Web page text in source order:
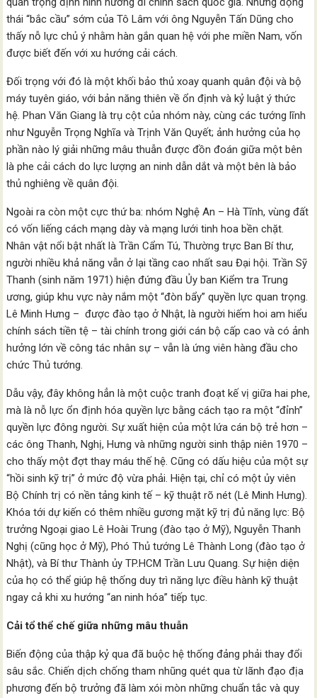
thái “bắc cầu” sớm của Tô Lâm với ông Nguyễn Tấn Dũng cho
thấy nỗ lực chủ ý nhằm hàn gắn quan hệ với phe miền Nam, vốn
được biết đến với xu hướng cải cách.
Đối trọng với đó là một khối bảo thủ xoay quanh quân đội và bộ
máy tuyên giáo, với bản năng thiên về ổn định và kỷ luật ý thức
hệ. Phan Văn Giang là trụ cột của nhóm này, cùng các tướng lĩnh
như Nguyễn Trọng Nghĩa và Trịnh Văn Quyết; ảnh hưởng của họ
phần nào lý giải những mâu thuẫn được đồn đoán giữa một bên
là phe cải cách do lực lượng an ninh dẫn dắt và một bên là bảo
thủ nghiêng về quân đội.
Ngoài ra còn một cực thứ ba: nhóm Nghệ An – Hà Tĩnh, vùng đất
có vốn liếng cách mạng dày và mạng lưới tinh hoa bền chặt.
Nhân vật nổi bật nhất là Trần Cẩm Tú, Thường trực Ban Bí thư,
người nhiều khả năng vẫn ở lại tầng cao nhất sau Đại hội. Trần Sỹ
Thanh (sinh năm 1971) hiện đứng đầu Ủy ban Kiểm tra Trung
ương, giúp khu vực này nắm một “đòn bẩy” quyền lực quan trọng.
Lê Minh Hưng – được đào tạo ở Nhật, là người hiếm hoi am hiểu
chính sách tiền tệ – tài chính trong giới cán bộ cấp cao và có ảnh
hưởng lớn về công tác nhân sự – vẫn là ứng viên hàng đầu cho
chức Thủ tướng.
Dẫu vậy, đây không hẳn là một cuộc tranh đoạt kế vị giữa hai phe,
mà là nỗ lực ổn định hóa quyền lực bằng cách tạo ra một “đỉnh”
quyền lực đông người. Sự xuất hiện của một lứa cán bộ trẻ hơn –
các ông Thanh, Nghị, Hưng và những người sinh thập niên 1970 –
cho thấy một đợt thay máu thế hệ. Cũng có dấu hiệu của một sự
“hồi sinh kỹ trị” ở mức độ vừa phải. Hiện tại, chỉ có một ủy viên
Bộ Chính trị có nền tảng kinh tế – kỹ thuật rõ nét (Lê Minh Hưng).
Khóa tới dự kiến có thêm nhiều gương mặt kỹ trị đủ năng lực: Bộ
trưởng Ngoại giao Lê Hoài Trung (đào tạo ở Mỹ), Nguyễn Thanh
Nghị (cũng học ở Mỹ), Phó Thủ tướng Lê Thành Long (đào tạo ở
Nhật), và Bí thư Thành ủy TP.HCM Trần Lưu Quang. Sự hiện diện
của họ có thể giúp hệ thống duy trì năng lực điều hành kỹ thuật
ngay cả khi xu hướng “an ninh hóa” tiếp tục.
Cải tổ thể chế giữa những mâu thuẫn
Biến động của thập kỷ qua đã buộc hệ thống đảng phải thay đổi
sâu sắc. Chiến dịch chống tham nhũng quét qua từ lãnh đạo địa
phương đến bộ trưởng đã làm xói mòn những chuẩn tắc và quy